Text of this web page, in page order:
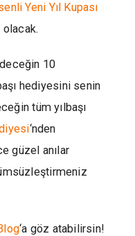
Yeni Yıl Kupası
10
hediyesini senin
tüm yılbaşı
‘nden
güzel anılar
‘a göz atabilirsin!